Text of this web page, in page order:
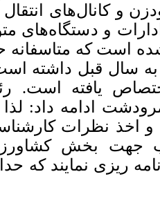
و کانال‌های
و دستگاه‌های
است که
قبل داشته است
یافته است.
ادامه داد:
و اخذ نظرات
جهت بخش
ریزی نمایند که